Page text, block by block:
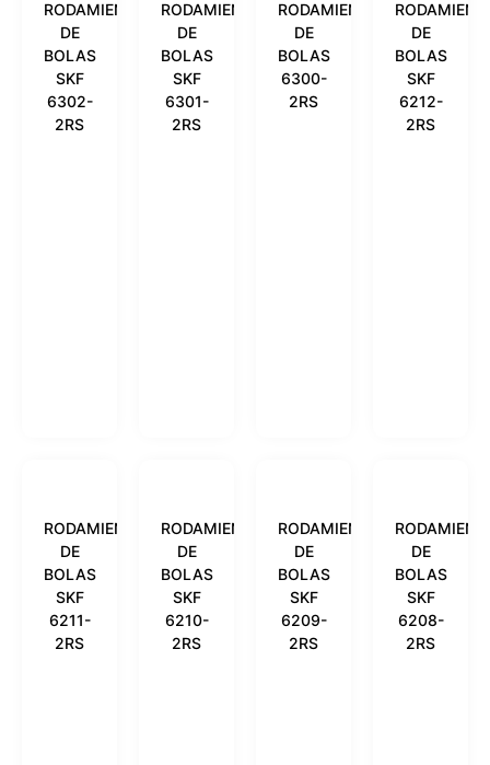
RODAMIENTO
DE
BOLAS
SKF
6302-
2RS
RODAMIENTO
DE
BOLAS
SKF
6301-
2RS
RODAMIENTO
DE
BOLAS
6300-
2RS
DE
BOLAS
SKF
6212-
2RS
RODAMIENTO
DE
BOLAS
SKF
6211-
2RS
RODAMIENTO
DE
BOLAS
SKF
6210-
2RS
RODAMIENTO
DE
BOLAS
SKF
6209-
2RS
DE
BOLAS
SKF
6208-
2RS